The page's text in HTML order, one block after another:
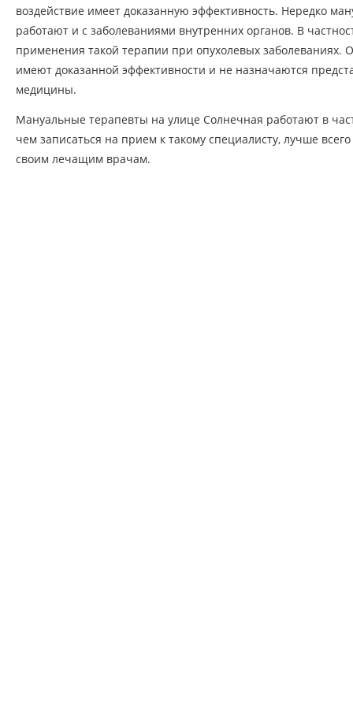
воздействие имеет доказанную эффективность. Нередко
работают и с заболеваниями внутренних органов. В
применения такой терапии при опухолевых заболеваниях.
имеют доказанной эффективности и не назначаются
медицины.
Мануальные терапевты на улице Солнечная работают в
чем записаться на прием к такому специалисту, лучше
своим лечащим врачам.